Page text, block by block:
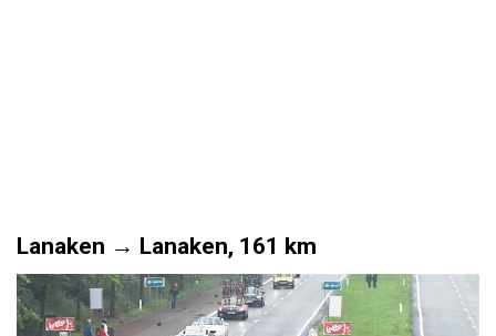
Lanaken → Lanaken, 161 km